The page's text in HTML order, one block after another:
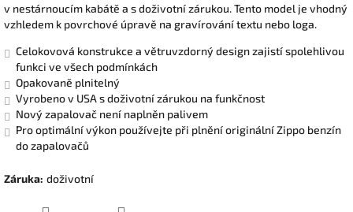
v nestárnoucím kabátě a s doživotní zárukou. Tento model je vhodný
vzhledem k povrchové úpravě na gravírování textu nebo loga.
Celokovová konstrukce a větruvzdorný design zajistí spolehlivou
funkci ve všech podmínkách
Opakovaně plnitelný
Vyrobeno v USA s doživotní zárukou na funkčnost
Nový zapalovač není naplněn palivem
Pro optimální výkon používejte při plnění originální Zippo benzín
do zapalovačů
Záruka: doživotní